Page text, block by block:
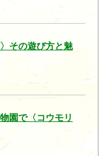
その遊び方と魅
園で〈コウモリ